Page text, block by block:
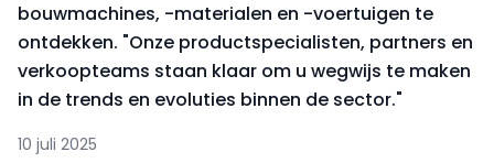
bouwmachines, -materialen en -voertuigen te
ontdekken. "Onze productspecialisten, partners en
verkoopteams staan klaar om u wegwijs te maken
in de trends en evoluties binnen de sector."
10 juli 2025